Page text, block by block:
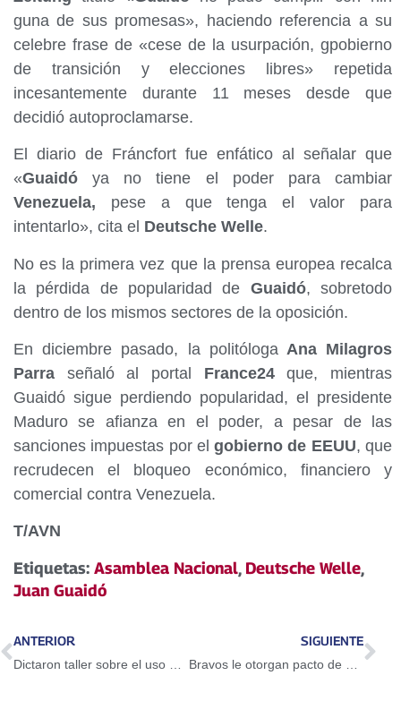
guna de sus promesas», haciendo referencia a su
celebre frase de «cese de la usurpación, gpobierno
de transición y elecciones libres» repetida
incesantemente durante 11 meses desde que
decidió autoproclamarse.
El diario de Fráncfort fue enfático al señalar que
«Guaidó ya no tiene el poder para cambiar
Venezuela, pese a que tenga el valor para
intentarlo», cita el Deutsche Welle.
No es la primera vez que la prensa europea recalca
la pérdida de popularidad de Guaidó, sobretodo
dentro de los mismos sectores de la oposición.
En diciembre pasado, la politólogaAna Milagros
Parra señaló al portal France24que, mientras
Guaidó sigue perdiendo popularidad, el presidente
Maduro se afianza en el poder, a pesar de las
sanciones impuestas por elgobierno de EEUU, que
recrudecen el bloqueo económico, financiero y
comercial contra Venezuela.
T/AVN
Etiquetas: Asamblea Nacional, Deutsche Welle,
Juan Guaidó
ANTERIOR SIGUIENTE